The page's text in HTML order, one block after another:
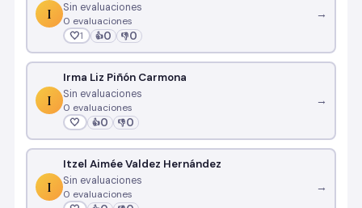
I
Sin evaluaciones
0 evaluaciones
🤍1 👍0 👎0
→
I
Irma Liz Piñón Carmona
Sin evaluaciones
0 evaluaciones
🤍 👍0 👎0
→
I
Itzel Aimée Valdez Hernández
Sin evaluaciones
0 evaluaciones
→